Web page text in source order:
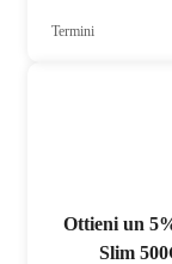
Termini
Ottieni un
Slim